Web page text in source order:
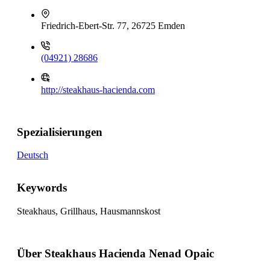
Friedrich-Ebert-Str. 77, 26725 Emden
(04921) 28686
http://steakhaus-hacienda.com
Spezialisierungen
Deutsch
Keywords
Steakhaus, Grillhaus, Hausmannskost
Über Steakhaus Hacienda Nenad Opaic